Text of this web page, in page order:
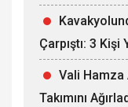
Çarpıştı: 3 Kişi
Vali Hamza
Takımını